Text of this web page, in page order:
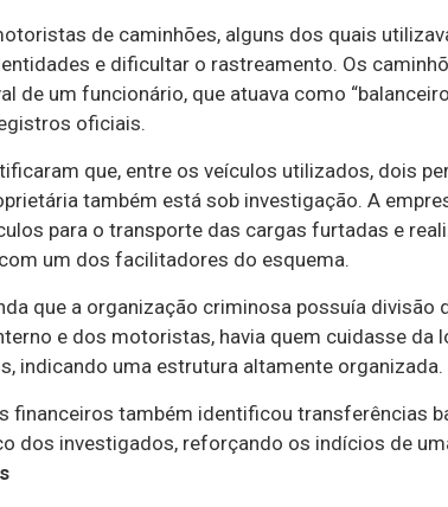
de caminhões, alguns dos quais
e dificultar o rastreamento. Os
de um funcionário, que atuava como
oficiais.
que, entre os veículos utilizados, dois
também está sob investigação. A
para o transporte das cargas furtadas e
um dos facilitadores do esquema.
que a organização criminosa possuía divisão
e dos motoristas, havia quem cuidasse da
indicando uma estrutura altamente organizada.
financeiros também identificou transferências
dos investigados, reforçando os indícios de